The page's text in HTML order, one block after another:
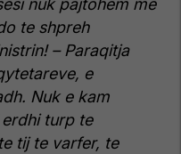
nuk pajtohem me
te shpreh
– Paraqitja
e
Nuk e kam
erdhi turp te
tij te varfer, te